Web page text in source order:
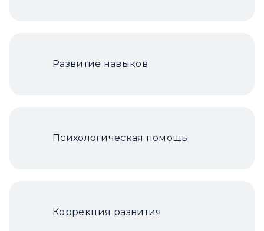
Развитие навыков
Психологическая помощь
Коррекция развития